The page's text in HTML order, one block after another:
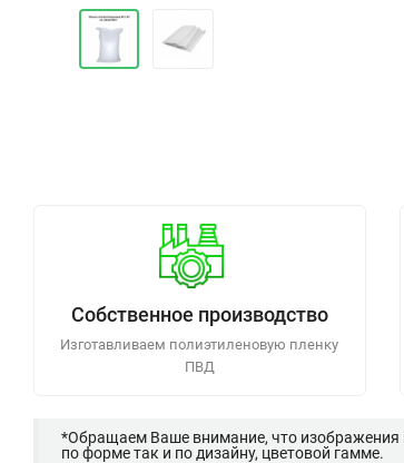
Собственное производство
Изготавливаем полиэтиленовую пленку
ПВД
*Обращаем Ваше внимание, что изображения
по форме так и по дизайну, цветовой гамме.